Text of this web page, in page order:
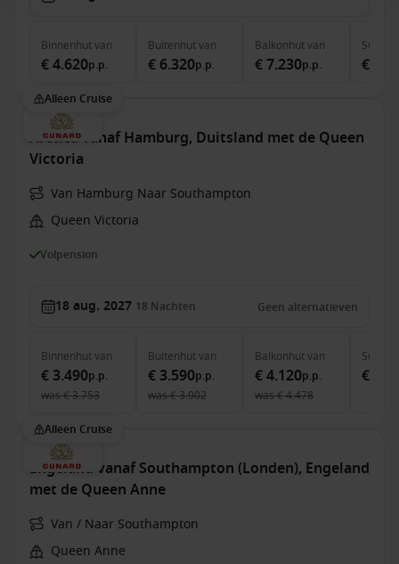
Binnenhutvan
€ 4.620p.p.
Buitenhutvan
€ 6.320p.p.
Balkonhutvan
€ 7.230p.p.
Suite
€
Alleen Cruise
Arctica vanaf Hamburg, Duitsland met de Queen
Victoria
Van Hamburg Naar Southampton
Queen Victoria
Volpension
18 aug. 2027 18 Nachten Geen alternatieven
Binnenhutvan
€ 3.490p.p.
was€ 3.753
Buitenhutvan
€ 3.590p.p.
was€ 3.902
Balkonhutvan
€ 4.120p.p.
was€ 4.478
Suite
€
Alleen Cruise
Engeland vanaf Southampton (Londen), Engeland
met de Queen Anne
Van / Naar Southampton
Queen Anne